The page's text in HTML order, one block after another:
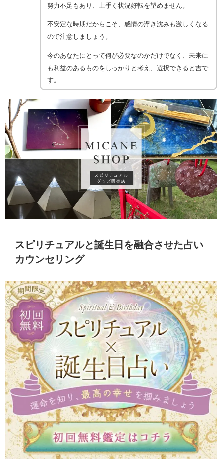
努力不足もあり、上手く状況好転を望めません。
不安定な時期だからこそ、感情の浮き沈みも激しくなる
ので注意しましょう。
今のあなたにとって何が必要なのかだけでなく、未来に
も利益のあるものをしっかりと考え、選択できると吉で
す。
スピリチュアルと誕生日を融合させた占い
カウンセリング